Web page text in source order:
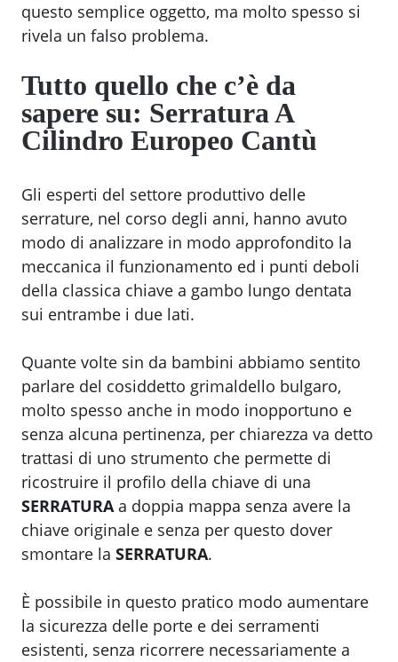
questo semplice oggetto, ma molto spesso si
rivela un falso problema.
Tutto quello che c’è da
sapere su: Serratura A
Cilindro Europeo Cantù
Gli esperti del settore produttivo delle
serrature, nel corso degli anni, hanno avuto
modo di analizzare in modo approfondito la
meccanica il funzionamento ed i punti deboli
della classica chiave a gambo lungo dentata
sui entrambe i due lati.
Quante volte sin da bambini abbiamo sentito
parlare del cosiddetto grimaldello bulgaro,
molto spesso anche in modo inopportuno e
senza alcuna pertinenza, per chiarezza va detto
trattasi di uno strumento che permette di
ricostruire il profilo della chiave di una
SERRATURAa doppia mappa senza avere la
chiave originale e senza per questo dover
smontare la SERRATURA.
È possibile in questo pratico modo aumentare
la sicurezza delle porte e dei serramenti
esistenti, senza ricorrere necessariamente a